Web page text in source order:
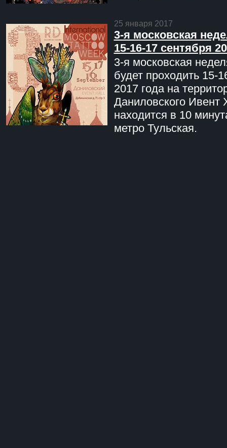
25 января 2017
3-я московская
15-16-17 сентября
3-я московская
будет проходить 15-
2017 года на
Даниловского Ивент
находится в 10
метро Тульская.